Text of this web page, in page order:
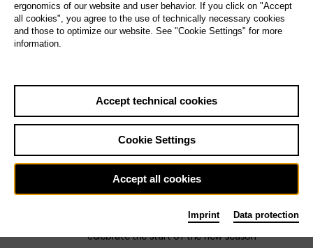
All features
Sat29.8.
Ballet Main stage Staatsballett Berlin
12:00 Eröffnungswochenende
Deutsche Oper Berlin opens its doors to
celebrate the start of the new season
ergonomics of our website and user behavior. If you click on "Accept
all cookies", you agree to the use of technically necessary cookies
and those to optimize our website. See "Cookie Settings" for more
information.
Accept technical cookies
Cookie Settings
Accept all cookies
Imprint Data protection